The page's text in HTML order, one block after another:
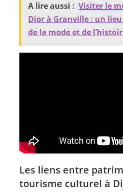
A lire aussi : Visiter le
Dior à Granville : un
de la mode et de
Les liens entre
tourisme culturel à